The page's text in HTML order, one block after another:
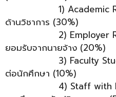
1) Academic
ด้านวิชาการ (30%)
2) Employer
ยอมรับจากนายจ้าง (20%)
3) Faculty
ต่อนักศึกษา (10%)
4) Staff with